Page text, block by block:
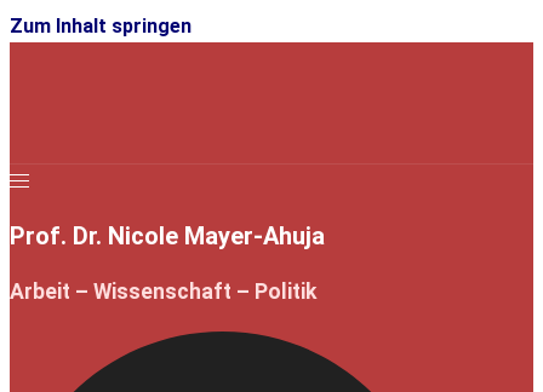
Zum Inhalt springen
Prof. Dr. Nicole Mayer-Ahuja
Arbeit – Wissenschaft – Politik